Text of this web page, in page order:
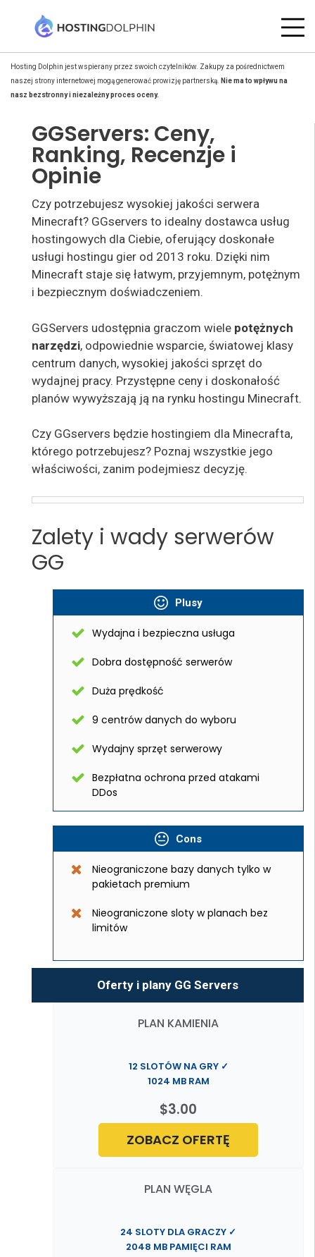
Hosting Dolphin jest wspierany przez swoich czytelników. Zakupy za pośrednictwem
naszej strony internetowej mogą generować prowizję partnerską.
Nie ma to wpływu na
nasz bezstronny i niezależny proces oceny.
GGServers: Ceny,
Ranking, Recenzje i
Opinie
Czy potrzebujesz wysokiej jakości serwera
Minecraft? GGservers to idealny dostawca usług
hostingowych dla Ciebie, oferujący doskonałe
usługi hostingu gier od 2013 roku. Dzięki nim
Minecraft staje się łatwym, przyjemnym, potężnym
i bezpiecznym doświadczeniem.
GGServers udostępnia graczom wiele potężnych
narzędzi, odpowiednie wsparcie, światowej klasy
centrum danych, wysokiej jakości sprzęt do
wydajnej pracy. Przystępne ceny i doskonałość
planów wywyższają ją na rynku hostingu Minecraft.
Czy GGservers będzie hostingiem dla Minecrafta,
którego potrzebujesz? Poznaj wszystkie jego
właściwości, zanim podejmiesz decyzję.
Zalety i wady serwerów
GG
Plusy
Wydajna i bezpieczna usługa
Dobra dostępność serwerów
Duża prędkość
9 centrów danych do wyboru
Wydajny sprzęt serwerowy
Bezpłatna ochrona przed atakami
DDos
Cons
Nieograniczone bazy danych tylko w
pakietach premium
Nieograniczone sloty w planach bez
limitów
Oferty i plany GG Servers
PLAN KAMIENIA
$3.00
12 SLOTÓW NA GRY ✓
1024 MB RAM
ZOBACZ OFERTĘ
PLAN WĘGLA
24 SLOTY DLA GRACZY ✓
2048 MB PAMIĘCI RAM